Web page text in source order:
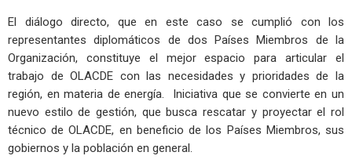
El diálogo directo, que en este caso se cumplió con los
representantes diplomáticos de dos Países Miembros de la
Organización, constituye el mejor espacio para articular el
trabajo de OLACDE con las necesidades y prioridades de la
región, en materia de energía. Iniciativa que se convierte en un
nuevo estilo de gestión, que busca rescatar y proyectar el rol
técnico de OLACDE, en beneficio de los Países Miembros, sus
gobiernos y la población en general.